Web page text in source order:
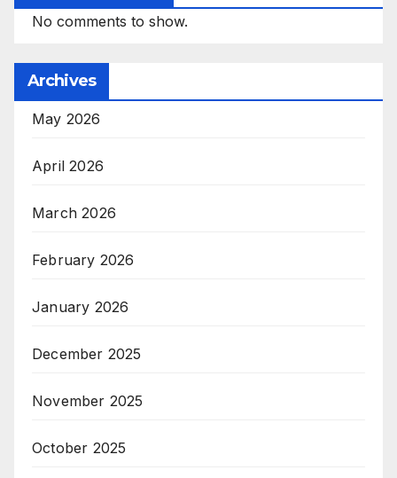
No comments to show.
Archives
May 2026
April 2026
March 2026
February 2026
January 2026
December 2025
November 2025
October 2025